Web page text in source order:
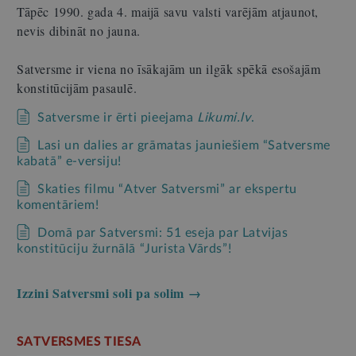
Tāpēc 1990. gada 4. maijā savu valsti varējām atjaunot,
nevis dibināt no jauna.
Satversme ir viena no īsākajām un ilgāk spēkā esošajām
konstitūcijām pasaulē.
Satversme ir ērti pieejama Likumi.lv.
Lasi un dalies ar grāmatas jauniešiem “Satversme
kabatā” e-versiju!
Skaties filmu “Atver Satversmi” ar ekspertu
komentāriem!
Domā par Satversmi: 51 eseja par Latvijas
konstitūciju žurnālā “Jurista Vārds”!
Izzini Satversmi soli pa solim →
SATVERSMES TIESA